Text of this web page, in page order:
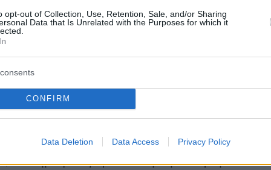
opt-out of Collection, Use, Retention, Sale, and/or Sharing
Data that Is Unrelated with the Purposes for which it
CONFIRM
Data Deletion Data Access Privacy Policy
ομόλογα
διεύρυναν τις απώλειές τους,
του 10ετούς να «σκαρφαλώνει» στο 4,57%,
και τα ομόλογα σε Ιαπωνία και
οχρυσόςυποχώρησε κατά 1% στα
ανά ουγγιά.
τοBitcoinκατέγραψε άνοδο 1,5% πέριξ των
που είχε χάσει προσωρινά την
το δημοφιλές κρυπτονόμισμα παραμένει